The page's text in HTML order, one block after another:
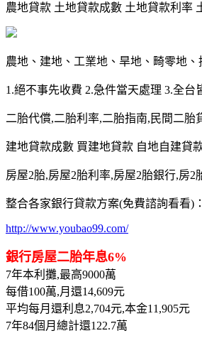
農地貸款 土地貸款成數 土地貸款利率
農地、建地、工業地、旱地、畸零地
1.絕不事先收費 2.急件當天處理 3.全台
二胎代償,二胎利率,二胎指南,民間二胎
建地貸款成數 買建地貸款 自地自建貸
房屋2胎,房屋2胎利率,房屋2胎銀行,房2
整合各家銀行貸款方案(免費諮詢看看)：
http://www.youbao99.com/
銀行房屋二胎年息6%
7年本利攤,最高9000萬
每借100萬,月還14,609元
平均每月還利息2,704元,本金11,905元
7年84個月總計還122.7萬